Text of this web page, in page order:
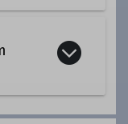
sind